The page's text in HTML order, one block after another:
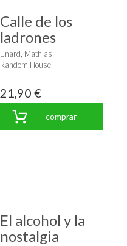
Calle de los
ladrones
Enard, Mathias
Random House
21,90 €
comprar
El alcohol y la
nostalgia